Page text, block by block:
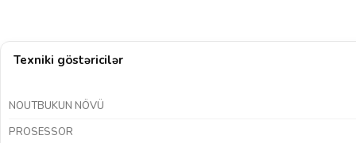
Texniki göstəricilər
NOUTBUKUN NÖVÜ
PROSESSOR